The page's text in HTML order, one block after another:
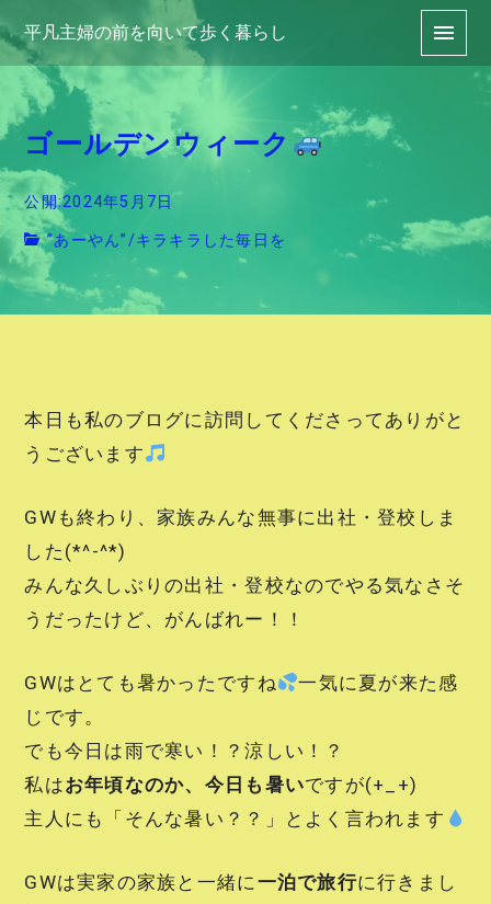
平凡主婦の前を向いて歩く暮らし
ゴールデンウィーク
公開:2024年5月7日
”あーやん”/キラキラした毎日を
本日も私のブログに訪問してくださってありがと
うございます
GWも終わり、家族みんな無事に出社・登校しま
した(*^-^*)
みんな久しぶりの出社・登校なのでやる気なさそ
うだったけど、がんばれー！！
GWはとても暑かったですね
一気に夏が来た感
じです。
でも今日は雨で寒い！？涼しい！？
私はお年頃なのか、今日も暑いですが(+_+)
主人にも「そんな暑い？？」とよく言われます
GWは実家の家族と一緒に一泊で旅行に行きまし